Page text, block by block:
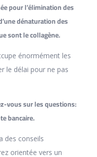
pour l’élimination des
dénaturation des
sont le collagène.
énormément les
le délai pour ne pas
vous sur les questions:
bancaire.
des conseils
orientée vers un